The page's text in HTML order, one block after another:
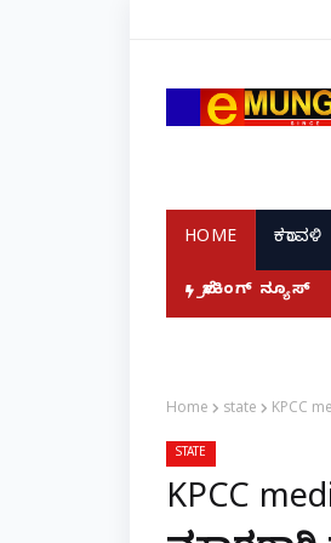
HOME ಕರಾವಳಿ
ಬ್ರೇಕಿಂಗ್ ನ್ಯೂಸ್
Home state KPCC
STATE
KPCC